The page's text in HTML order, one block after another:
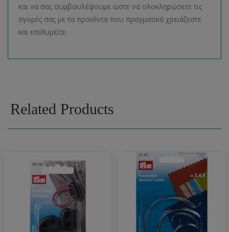
και να σας συμβουλέψουμε ώστε να ολοκληρώσετε τις
αγορές σας με τα προϊόντα που πραγματικά χρειάζεστε
και επιθυμείτε.
Related Products